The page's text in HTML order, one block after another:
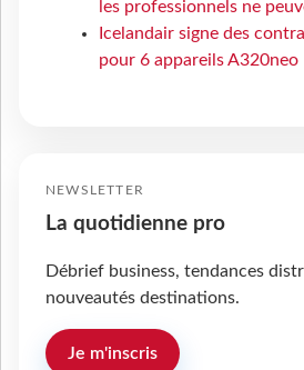
les professionnels ne
Icelandair signe des
pour 6 appareils A320neo
NEWSLETTER
La quotidienne pro
Débrief business, tendances
nouveautés destinations.
Je m'inscris